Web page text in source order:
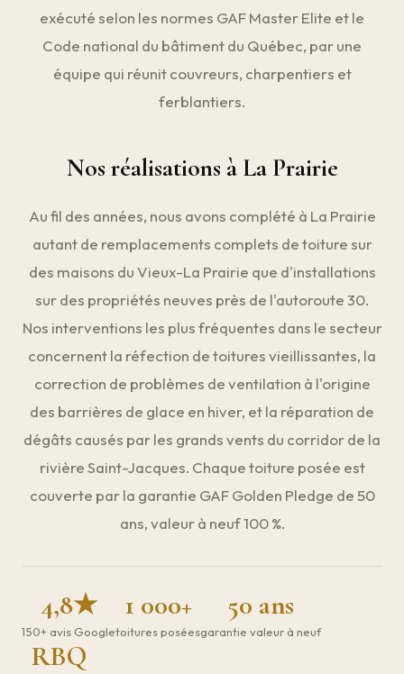
exécuté selon les normes GAF Master Elite et le
Code national du bâtiment du Québec, par une
équipe qui réunit couvreurs, charpentiers et
ferblantiers.
Nos réalisations à La Prairie
Au fil des années, nous avons complété à La Prairie
autant de remplacements complets de toiture sur
des maisons du Vieux-La Prairie que d'installations
sur des propriétés neuves près de l'autoroute 30.
Nos interventions les plus fréquentes dans le secteur
concernent la réfection de toitures vieillissantes, la
correction de problèmes de ventilation à l'origine
des barrières de glace en hiver, et la réparation de
dégâts causés par les grands vents du corridor de la
rivière Saint-Jacques. Chaque toiture posée est
couverte par la garantie GAF Golden Pledge de 50
ans, valeur à neuf 100 %.
4,8★
150+ avis Google
1 000+
toitures posées
50 ans
garantie valeur à neuf
RBQ